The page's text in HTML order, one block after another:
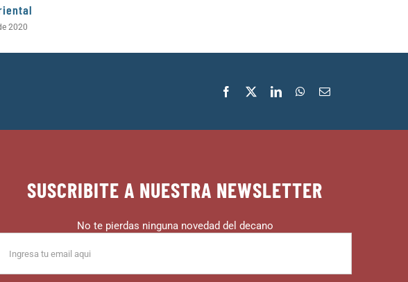
2020
SUSCRIBITE A NUESTRA NEWSLETTER
No te pierdas ninguna novedad del decano